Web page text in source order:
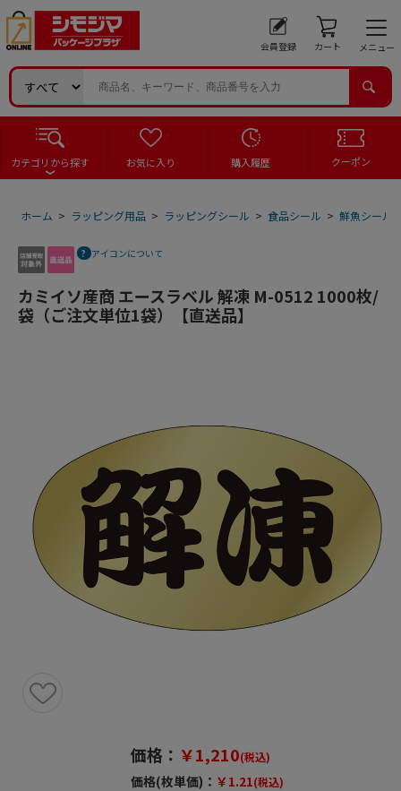
会員登録 カート メニュー
カテゴリから探す お気に入り 購入履歴 クーポン
ホーム > ラッピング用品 > ラッピングシール > 食品シール > 鮮魚シール
アイコンについて
カミイソ産商 エースラベル 解凍 M-0512 1000枚/
袋（ご注文単位1袋）【直送品】
価格： ￥1,210(税込)
価格(枚単価)： ￥1.21(税込)